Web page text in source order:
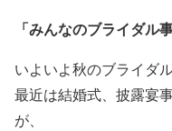
「みんなのブライダル事
いよいよ秋のブライダ
最近は結婚式、披露宴
が、